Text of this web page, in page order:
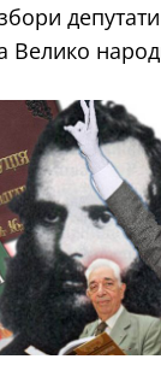
депутати
Велико